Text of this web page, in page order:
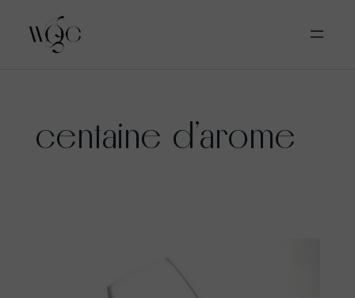
contenucentaine d’arome